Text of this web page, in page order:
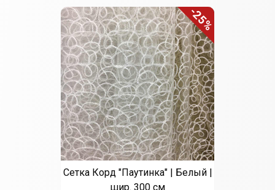
-25%
Сетка Корд "Паутинка" | Белый |
шир. 300 см